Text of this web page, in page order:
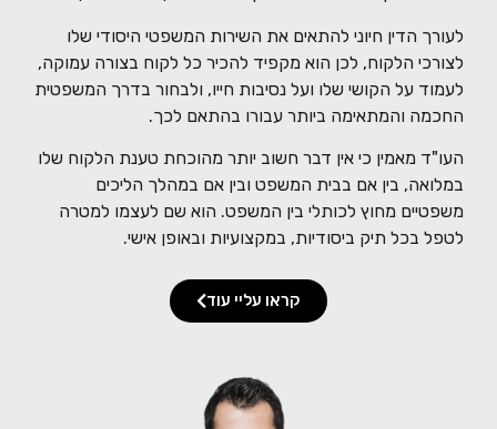
לעורך הדין חיוני להתאים את השירות המשפטי היסודי שלו
לצורכי הלקוח, לכן הוא מקפיד להכיר כל לקוח בצורה עמוקה,
לעמוד על הקושי שלו ועל נסיבות חייו, ולבחור בדרך המשפטית
החכמה והמתאימה ביותר עבורו בהתאם לכך.
העו"ד מאמין כי אין דבר חשוב יותר מהוכחת טענת הלקוח שלו
במלואה, בין אם בבית המשפט ובין אם במהלך הליכים
משפטיים מחוץ לכותלי בין המשפט. הוא שם לעצמו למטרה
לטפל בכל תיק ביסודיות, במקצועיות ובאופן אישי.
קראו עליי עוד